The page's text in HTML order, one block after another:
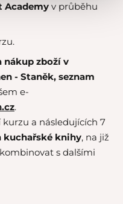
Academy v průběhu
nákup zboží v
- Staněk, seznam
e-
.
a následujících 7
kuchařské knihy, na již
s dalšími